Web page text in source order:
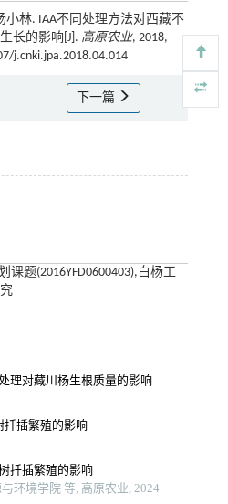
小林. IAA不同处理方法对西藏不
长的影响[J]. 高原农业, 2018,
j.cnki.jpa.2018.04.014
下一篇
课题(2016YFD0600403),白杨工